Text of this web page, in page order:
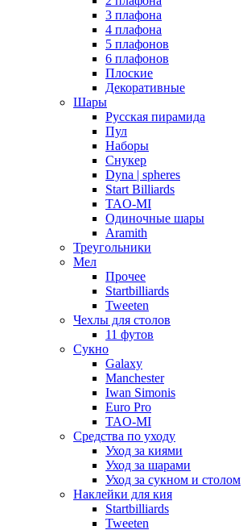
3 плафона
4 плафона
5 плафонов
6 плафонов
Плоские
Декоративные
Шары
Русская пирамида
Пул
Наборы
Снукер
Dyna | spheres
Start Billiards
TAO-MI
Одиночные шары
Aramith
Треугольники
Мел
Прочее
Startbilliards
Tweeten
Чехлы для столов
11 футов
Сукно
Galaxy
Manchester
Iwan Simonis
Euro Pro
TAO-MI
Средства по уходу
Уход за киями
Уход за шарами
Уход за сукном и столом
Наклейки для кия
Startbilliards
Tweeten